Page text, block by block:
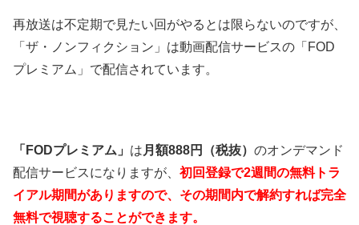
再放送は不定期で見たい回がやるとは限らないのですが、
「ザ・ノンフィクション」は動画配信サービスの「FOD
プレミアム」で配信されています。
「FODプレミアム」 は 月額888円（税抜） のオンデマンド
配信サービスになりますが、 初回登録で2週間の無料トラ
イアル期間がありますので、その期間内で解約すれば完全
無料で視聴することができます。